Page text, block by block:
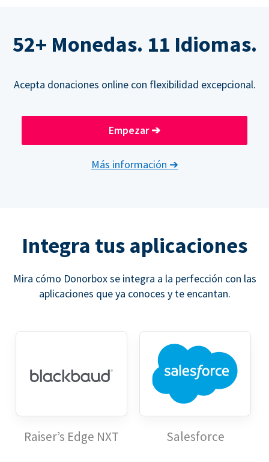
52+ Monedas. 11 Idiomas.
Acepta donaciones online con flexibilidad excepcional.
Empezar➔
Más información ➔
Integra tus aplicaciones
Mira cómo Donorbox se integra a la perfección con las
aplicaciones que ya conoces y te encantan.
Raiser’s Edge NXT Salesforce